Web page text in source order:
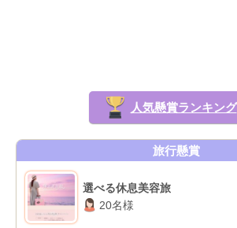
人気懸賞ランキング
旅行懸賞
選べる休息美容旅
20名様